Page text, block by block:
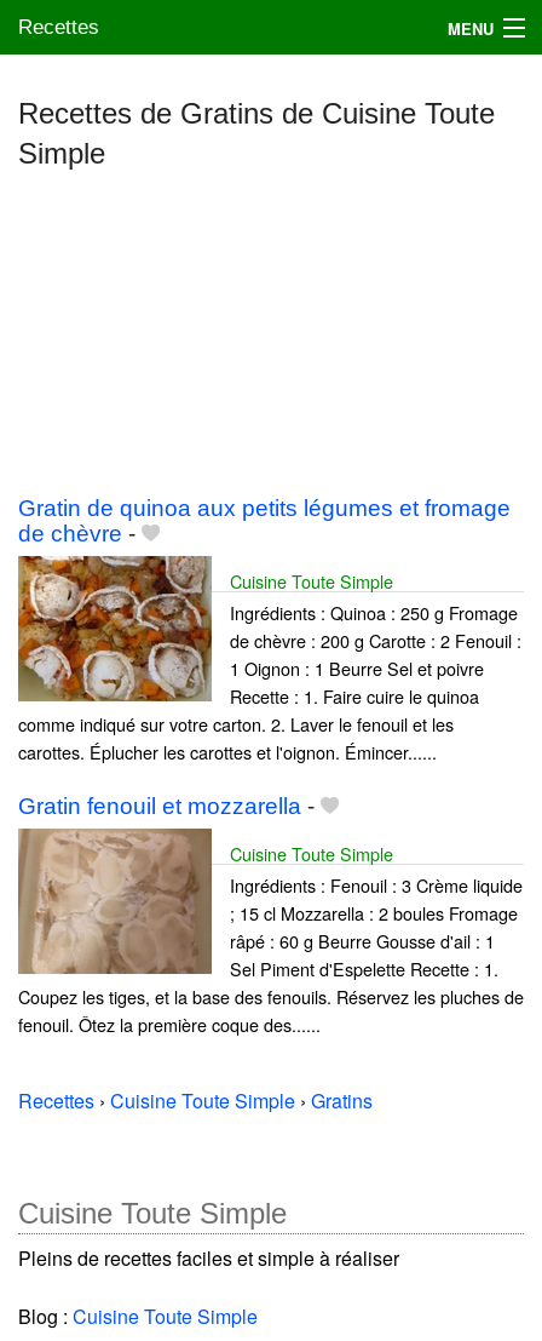
Recettes MENU
Mes blogs préférés
Recettes de Gratins de Cuisine Toute
Simple
Gratin de quinoa aux petits légumes et fromage
de chèvre -
Cuisine Toute Simple
Ingrédients : Quinoa : 250 g Fromage
de chèvre : 200 g Carotte : 2 Fenouil :
1 Oignon : 1 Beurre Sel et poivre
Recette : 1. Faire cuire le quinoa
comme indiqué sur votre carton. 2. Laver le fenouil et les
carottes. Éplucher les carottes et l'oignon. Émincer......
Gratin fenouil et mozzarella -
Cuisine Toute Simple
Ingrédients : Fenouil : 3 Crème liquide
; 15 cl Mozzarella : 2 boules Fromage
râpé : 60 g Beurre Gousse d'ail : 1
Sel Piment d'Espelette Recette : 1.
Coupez les tiges, et la base des fenouils. Réservez les pluches de
fenouil. Ôtez la première coque des......
Recettes › Cuisine Toute Simple › Gratins
Cuisine Toute Simple
Pleins de recettes faciles et simple à réaliser
Blog : Cuisine Toute Simple